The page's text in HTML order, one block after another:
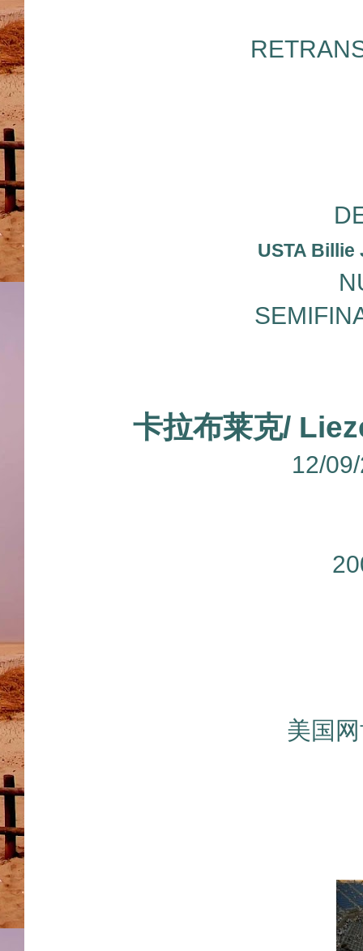
USTA
卡拉布莱克/
12/
美国